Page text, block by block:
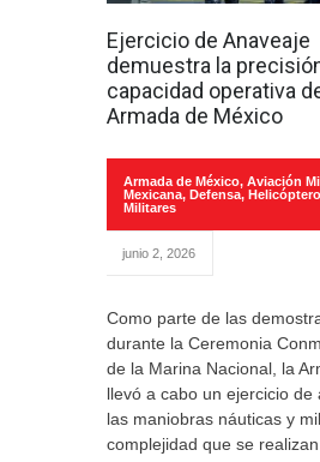
Ejercicio de Anaveaje
demuestra la
capacidad operativa
Armada de México
Armada de México, Aviación
Mexicana, Defensa,
Militares
junio 2, 2026
Como parte de las
durante la Ceremonia
de la Marina Nacional, la
llevó a cabo un ejercicio de
las maniobras náuticas y
complejidad que se